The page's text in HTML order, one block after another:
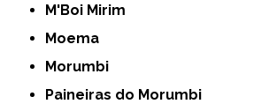
M'Boi Mirim
Moema
Morumbi
Paineiras do Morumbi